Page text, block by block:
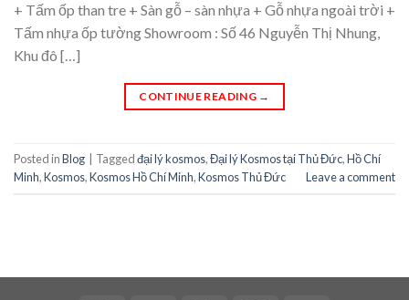
+ Tấm ốp than tre + Sàn gỗ – sàn nhựa + Gỗ nhựa ngoài trời +
Tấm nhựa ốp tường Showroom : Số 46 Nguyễn Thị Nhung,
Khu đô […]
CONTINUE READING →
Posted inBlog Taggedđại lý kosmos,Đại lý Kosmos tại Thủ Đức,Hồ Chí
Minh,Kosmos,Kosmos Hồ Chí Minh,Kosmos Thủ Đức Leave a comment